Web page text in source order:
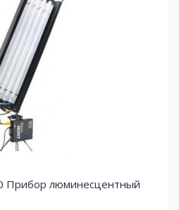
Прибор люминесцентный